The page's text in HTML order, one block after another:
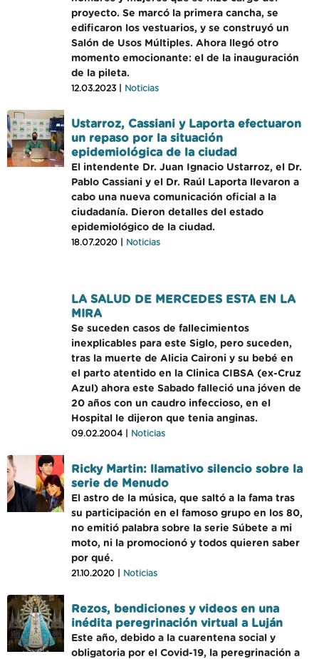
proyecto. Se marcó la primera cancha, se
edificaron los vestuarios, y se construyó un
Salón de Usos Múltiples. Ahora llegó otro
momento emocionante: el de la inauguración
de la pileta.
12.03.2023 | Noticias
Ustarroz, Cassiani y Laporta efectuaron
un repaso por la situación
epidemiológica de la ciudad
El intendente Dr. Juan Ignacio Ustarroz, el Dr.
Pablo Cassiani y el Dr. Raúl Laporta llevaron a
cabo una nueva comunicación oficial a la
ciudadanía. Dieron detalles del estado
epidemiológico de la ciudad.
18.07.2020 | Noticias
LA SALUD DE MERCEDES ESTA EN LA
MIRA
Se suceden casos de fallecimientos
inexplicables para este Siglo, pero suceden,
tras la muerte de Alicia Caironi y su bebé en
el parto atentido en la Clinica CIBSA (ex-Cruz
Azul) ahora este Sabado falleció una jóven de
20 años con un caudro infeccioso, en el
Hospital le dijeron que tenia anginas.
09.02.2004 | Noticias
Ricky Martin: llamativo silencio sobre la
serie de Menudo
El astro de la música, que saltó a la fama tras
su participación en el famoso grupo en los 80,
no emitió palabra sobre la serie Súbete a mi
moto, ni la promocionó y todos quieren saber
por qué.
21.10.2020 | Noticias
Rezos, bendiciones y videos en una
inédita peregrinación virtual a Luján
Este año, debido a la cuarentena social y
obligatoria por el Covid-19, la peregrinación a